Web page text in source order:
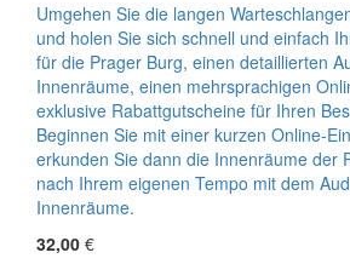
Umgehen Sie die langen
und holen Sie sich schnell und einfach
für die Prager Burg, einen detaillierten
Innenräume, einen mehrsprachigen
exklusive Rabattgutscheine für Ihren
Beginnen Sie mit einer kurzen Online-
erkunden Sie dann die Innenräume der
nach Ihrem eigenen Tempo mit dem
Innenräume.
32,00 €